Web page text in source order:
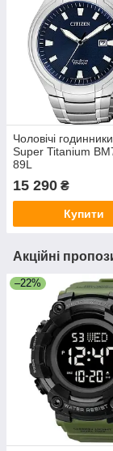
Чоловічі
Super Titanium
89L
15 290 ₴
Купити
Акційні
–22%